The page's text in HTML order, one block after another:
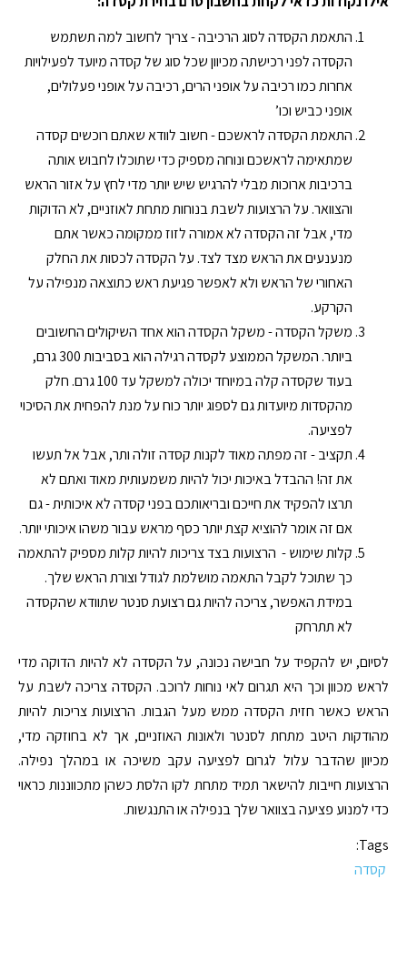
התאמת הקסדה לסוג הרכיבה - צריך לחשוב למה תשתמש
הקסדה לפני רכישתה מכיוון שכל סוג של קסדה מיועד לפעילויות
אחרות כמו רכיבה על אופני הרים, רכיבה על אופני פעלולים,
אופני כביש וכו’
התאמת הקסדה לראשכם - חשוב לוודא שאתם רוכשים קסדה
שמתאימה לראשכם ונוחה מספיק כדי שתוכלו לחבוש אותה
ברכיבות ארוכות מבלי להרגיש שיש יותר מדי לחץ על אזור הראש
והצוואר. על הרצועות לשבת בנוחות מתחת לאוזניים, לא הדוקות
מדי, אבל זה הקסדה לא אמורה לזוז ממקומה כאשר אתם
מנענעים את הראש מצד לצד. על הקסדה לכסות את החלק
האחורי של הראש ולא לאפשר פגיעת ראש כתוצאה מנפילה על
הקרקע.
משקל הקסדה - משקל הקסדה הוא אחד השיקולים החשובים
ביותר. המשקל הממוצע לקסדה רגילה הוא בסביבות 300 גרם,
בעוד שקסדה קלה במיוחד יכולה למשקל עד 100 גרם. חלק
מהקסדות מיועדות גם לספוג יותר כוח על מנת להפחית את הסיכוי
לפציעה.
תקציב - זה מפתה מאוד לקנות קסדה זולה ותר, אבל אל תעשו
את זה! ההבדל באיכות יכול להיות משמעותית מאוד ואתם לא
תרצו להפקיד את חייכם ובריאותכם בפני קסדה לא איכותית - גם
אם זה אומר להוציא קצת יותר כסף מראש עבור משהו איכותי יותר.
קלות שימוש - הרצועות בצד צריכות להיות קלות מספיק להתאמה
כך שתוכל לקבל התאמה מושלמת לגודל וצורת הראש שלך.
במידת האפשר, צריכה להיות גם רצועת סנטר שתוודא שהקסדה
לא תתרחק
לסיום, יש להקפיד על חבישה נכונה, על הקסדה לא להיות הדוקה מדי
לראש מכוון וכך היא תגרום לאי נוחות לרוכב. הקסדה צריכה לשבת על
הראש כאשר חזית הקסדה ממש מעל הגבות. הרצועות צריכות להיות
מהודקות היטב מתחת לסנטר ולאונות האוזניים, אך לא בחוזקה מדי,
מכיוון שהדבר עלול לגרום לפציעה עקב משיכה או במהלך נפילה.
הרצועות חייבות להישאר תמיד מתחת לקו הלסת כשהן מתכווננות כראוי
כדי למנוע פציעה בצוואר שלך בנפילה או התנגשות.
Tags:
קסדה